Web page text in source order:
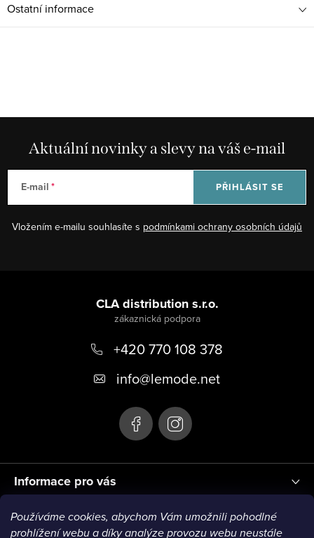
Používáme cookies, abychom Vám umožnili pohodlné
prohlížení webu a díky analýze provozu webu neustále
Ostatní informace
Aktuální novinky a slevy na váš e-mail
E-mail
Vložením e-mailu souhlasíte s podmínkami ochrany osobních údajů
PŘIHLÁSIT SE
Informace pro vás
CLA distribution s.r.o.
+420 770 108 378
info@lemode.net
Blog